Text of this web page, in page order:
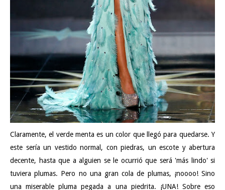
Claramente, el verde menta es un color que llegó para quedarse. Y
este sería un vestido normal, con piedras, un escote y abertura
decente, hasta que a alguien se le ocurrió que será 'más lindo' si
tuviera plumas. Pero no una gran cola de plumas, ¡noooo! Sino
una miserable pluma pegada a una piedrita. ¡UNA! Sobre eso